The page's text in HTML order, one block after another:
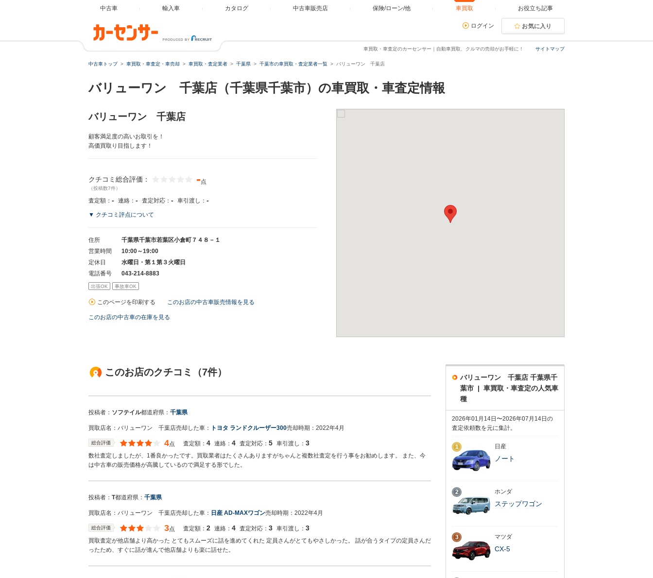
中古車 輸入車 カタログ 中古車販売店 保険/ローン/他 車買取 お役立ち記事
ログイン お気に入り
サイトマップ
車買取・車査定のカーセンサー｜自動車買取、クルマの売却がお手軽に！
中古車トップ 車買取・車査定・車売却 車買取・査定業者 千葉県 千葉市の車買取・査定業者一覧 バリューワン 千葉店
バリューワン 千葉店（千葉県千葉市）の車買取・車査定情報
バリューワン 千葉店
顧客満足度の高いお取引を！
高価買取り目指します！
クチコミ総合評価： -点
（投稿数7件）
査定額： - 連絡： - 査定対応： - 車引渡し： -
▼ クチコミ評点について
住所
千葉県千葉市若葉区小倉町７４８－１
営業時間
10:00～19:00
定休日
水曜日・第１第３火曜日
電話番号
043-214-8883
出張OK 事故車OK
このページを印刷する このお店の中古車販売情報を見る
このお店の中古車の在庫を見る
このお店のクチコミ（7件）
投稿者： ソフテイル都道府県： 千葉県
買取店名： バリューワン 千葉店売却した車： トヨタ ランドクルーザー300売却時期： 2022年4月
総合評価 4点 査定額： 4 連絡： 4 査定対応： 5 車引渡し： 3
数社査定しましたが、1番良かったです。買取業者はたくさんありますがちゃんと複数社査定を行う事をお勧めします。 また、今
は中古車の販売価格が高騰しているので満足する形でした。
投稿者： T都道府県： 千葉県
買取店名： バリューワン 千葉店売却した車： 日産 AD-MAXワゴン売却時期： 2022年4月
総合評価 3点 査定額： 2 連絡： 4 査定対応： 3 車引渡し： 3
買取査定が他店舗より高かった とてもスムーズに話を進めてくれた 定員さんがとてもやさしかった。 話が合うタイプの定員さんだ
ったため、すぐに話が進んで他店舗よりも楽に話せた。
バリューワン 千葉店 千葉県千
葉市 | 車買取・車査定の人気車
種
2026年01月14日〜2026年07月14日の
査定依頼数を元に集計。
日産
ノート
1
ホンダ
ステップワゴン
2
マツダ
CX-5
3